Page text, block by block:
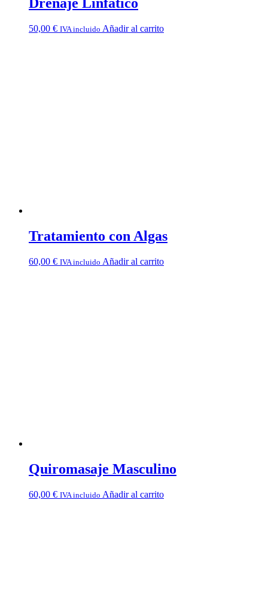
Drenaje Linfático
50,00 € IVA incluido Añadir al carrito
Tratamiento con Algas
60,00 € IVA incluido Añadir al carrito
Quiromasaje Masculino
60,00 € IVA incluido Añadir al carrito